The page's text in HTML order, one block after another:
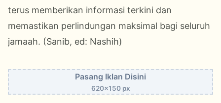
terus memberikan informasi terkini dan
memastikan perlindungan maksimal bagi seluruh
jamaah. (Sanib, ed: Nashih)
Pasang Iklan Disini
620x150 px